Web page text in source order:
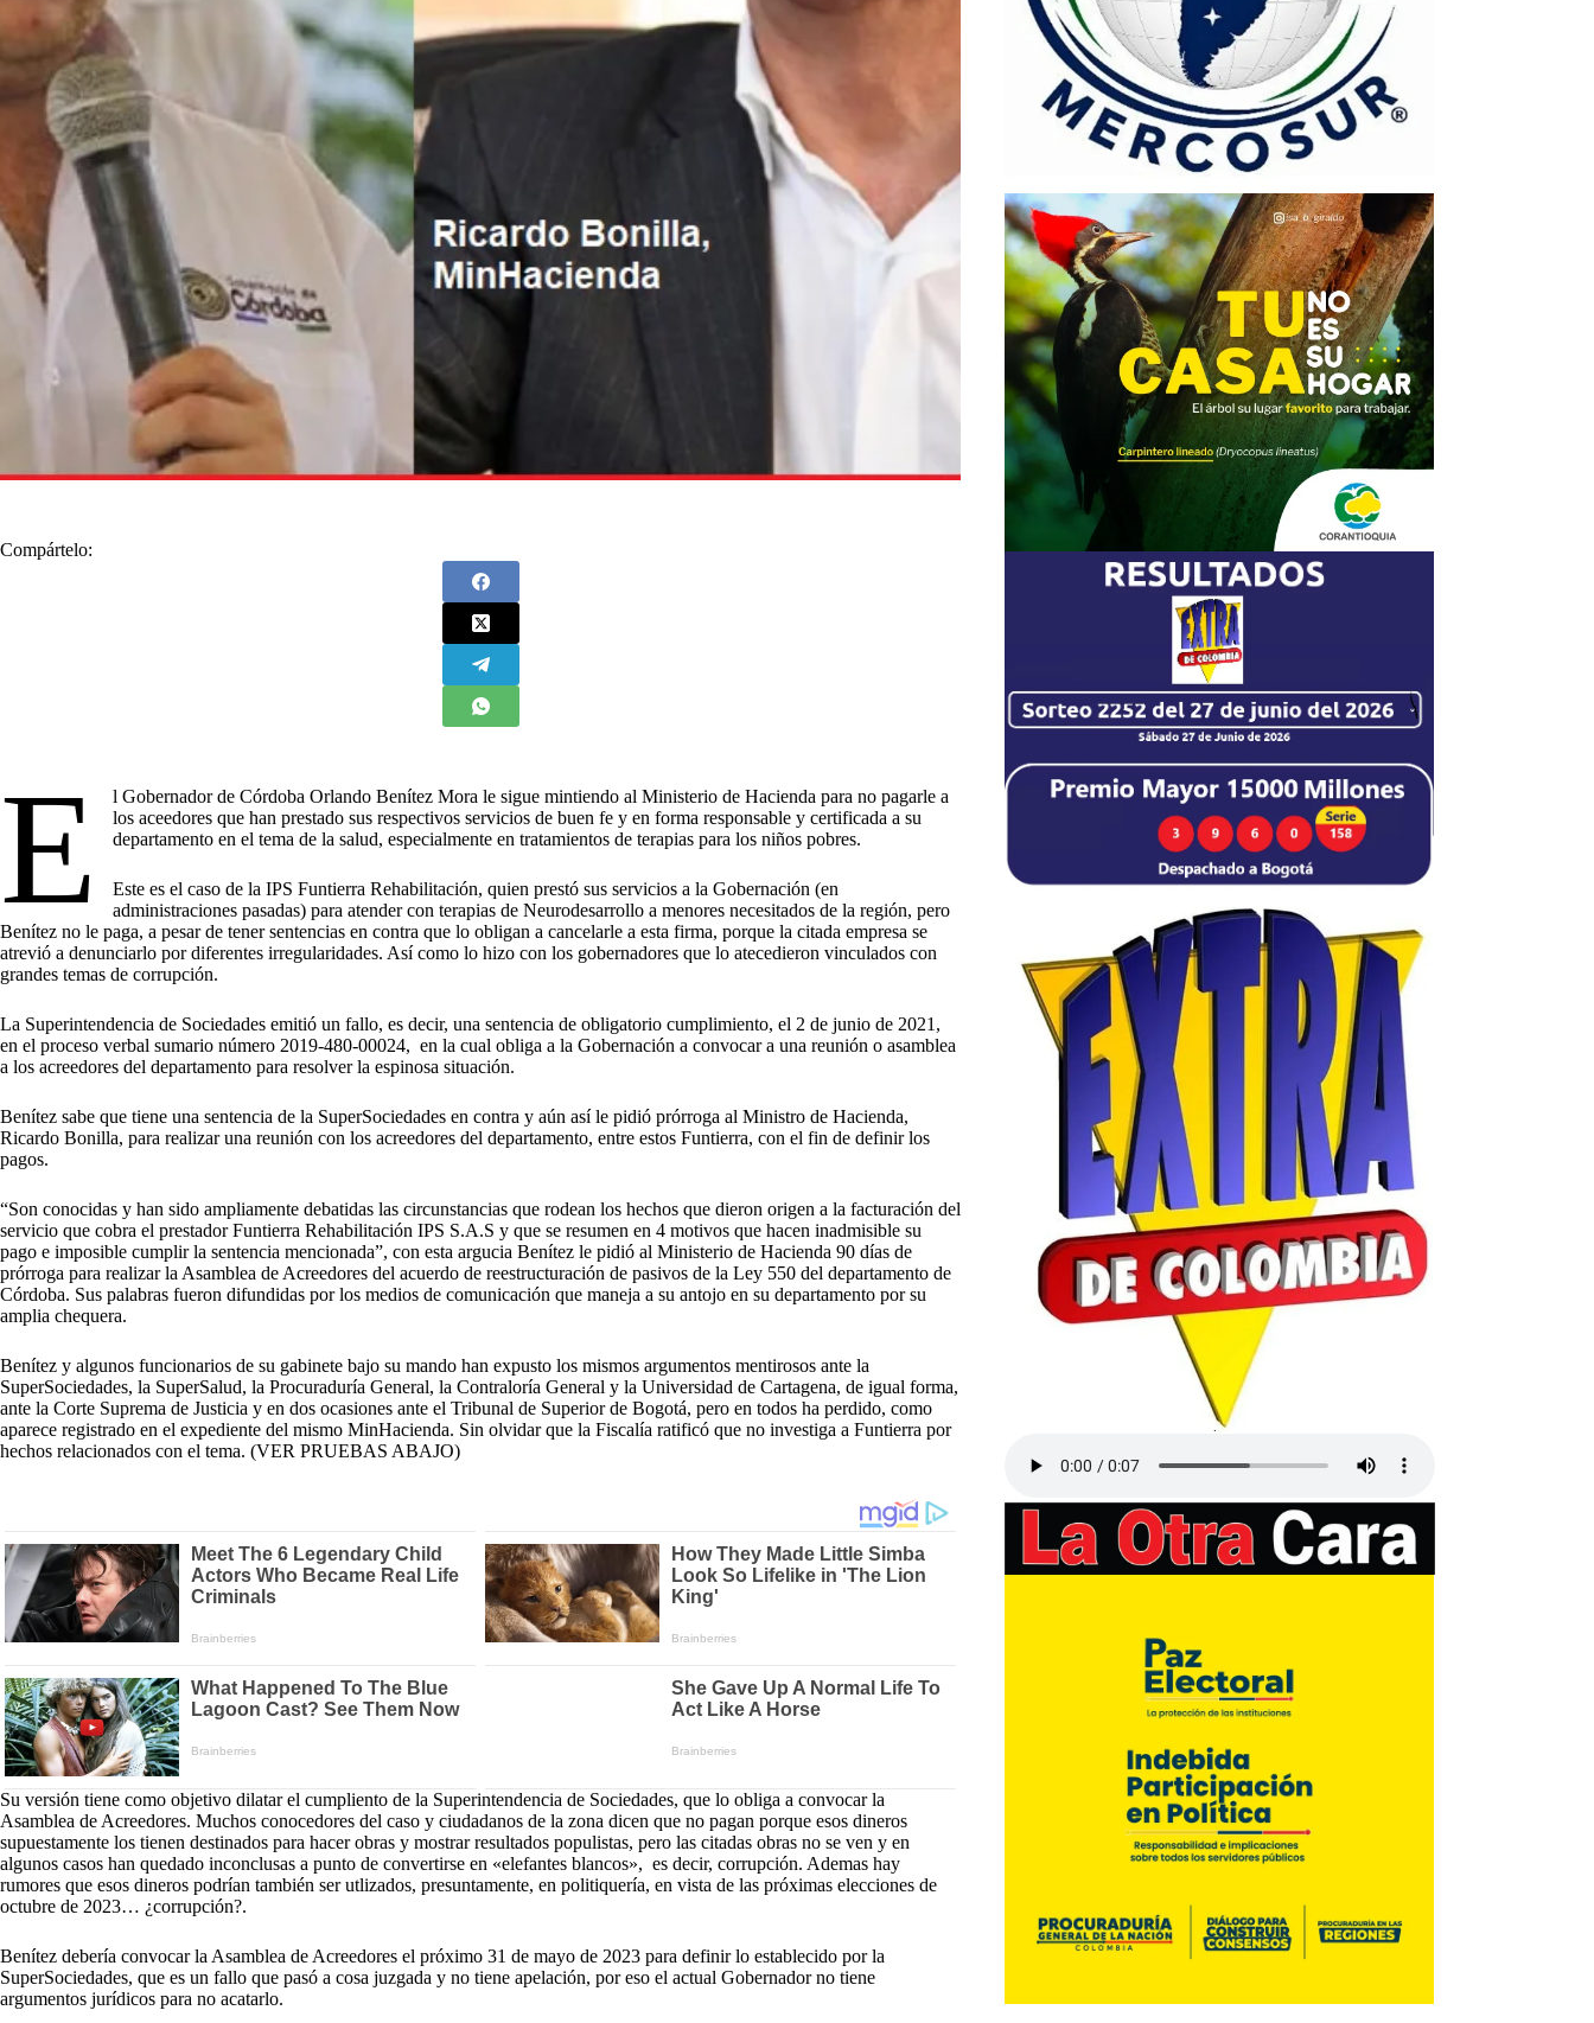
Compártelo:
E
l Gobernador de Córdoba Orlando Benítez Mora le sigue mintiendo al Ministerio de Hacienda para no pagarle a
los aceedores que han prestado sus respectivos servicios de buen fe y en forma responsable y certificada a su
departamento en el tema de la salud, especialmente en tratamientos de terapias para los niños pobres.
Este es el caso de la IPS Funtierra Rehabilitación, quien prestó sus servicios a la Gobernación (en
administraciones pasadas) para atender con terapias de Neurodesarrollo a menores necesitados de la región, pero
Benítez no le paga, a pesar de tener sentencias en contra que lo obligan a cancelarle a esta firma, porque la citada empresa se
atrevió a denunciarlo por diferentes irregularidades. Así como lo hizo con los gobernadores que lo atecedieron vinculados con
grandes temas de corrupción.
La Superintendencia de Sociedades emitió un fallo, es decir, una sentencia de obligatorio cumplimiento, el 2 de junio de 2021,
en el proceso verbal sumario número 2019-480-00024, en la cual obliga a la Gobernación a convocar a una reunión o asamblea
a los acreedores del departamento para resolver la espinosa situación.
Benítez sabe que tiene una sentencia de la SuperSociedades en contra y aún así le pidió prórroga al Ministro de Hacienda,
Ricardo Bonilla, para realizar una reunión con los acreedores del departamento, entre estos Funtierra, con el fin de definir los
pagos.
“Son conocidas y han sido ampliamente debatidas las circunstancias que rodean los hechos que dieron origen a la facturación del
servicio que cobra el prestador Funtierra Rehabilitación IPS S.A.S y que se resumen en 4 motivos que hacen inadmisible su
pago e imposible cumplir la sentencia mencionada”, con esta argucia Benítez le pidió al Ministerio de Hacienda 90 días de
prórroga para realizar la Asamblea de Acreedores del acuerdo de reestructuración de pasivos de la Ley 550 del departamento de
Córdoba. Sus palabras fueron difundidas por los medios de comunicación que maneja a su antojo en su departamento por su
amplia chequera.
Benítez y algunos funcionarios de su gabinete bajo su mando han expusto los mismos argumentos mentirosos ante la
SuperSociedades, la SuperSalud, la Procuraduría General, la Contraloría General y la Universidad de Cartagena, de igual forma,
ante la Corte Suprema de Justicia y en dos ocasiones ante el Tribunal de Superior de Bogotá, pero en todos ha perdido, como
aparece registrado en el expediente del mismo MinHacienda. Sin olvidar que la Fiscalía ratificó que no investiga a Funtierra por
hechos relacionados con el tema. (VER PRUEBAS ABAJO)
Su versión tiene como objetivo dilatar el cumpliento de la Superintendencia de Sociedades, que lo obliga a convocar la
Asamblea de Acreedores. Muchos conocedores del caso y ciudadanos de la zona dicen que no pagan porque esos dineros
supuestamente los tienen destinados para hacer obras y mostrar resultados populistas, pero las citadas obras no se ven y en
algunos casos han quedado inconclusas a punto de convertirse en «elefantes blancos», es decir, corrupción. Ademas hay
rumores que esos dineros podrían también ser utlizados, presuntamente, en politiquería, en vista de las próximas elecciones de
octubre de 2023… ¿corrupción?.
Benítez debería convocar la Asamblea de Acreedores el próximo 31 de mayo de 2023 para definir lo establecido por la
SuperSociedades, que es un fallo que pasó a cosa juzgada y no tiene apelación, por eso el actual Gobernador no tiene
argumentos jurídicos para no acatarlo.